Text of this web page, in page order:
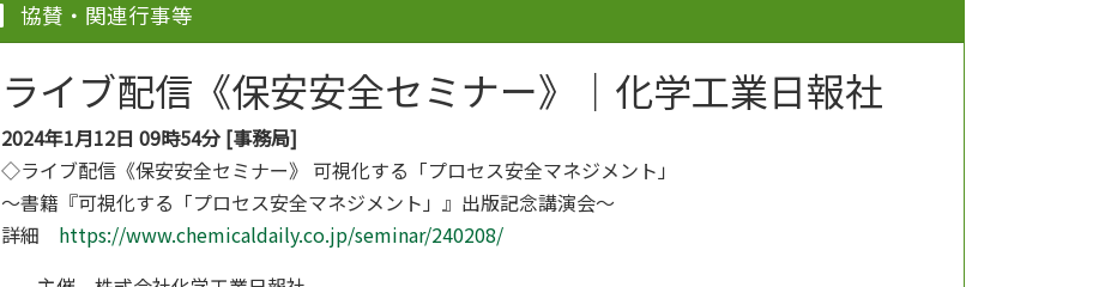
協賛・関連行事等
ライブ配信《保安安全セミナー》｜化学工業日報社
2024年1月12日 09時54分 [事務局]
◇ライブ配信《保安安全セミナー》 可視化する「プロセス安全マネジメント」
～書籍『可視化する「プロセス安全マネジメント」』出版記念講演会～
詳細 https://www.chemicaldaily.co.jp/seminar/240208/